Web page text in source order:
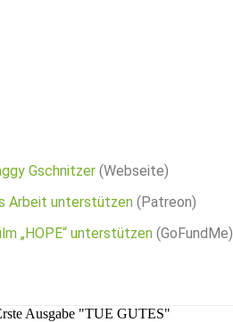
Gschnitzer(Webseite)
Arbeit unterstützen (Patreon)
„HOPE“ unterstützen (GoFundMe)